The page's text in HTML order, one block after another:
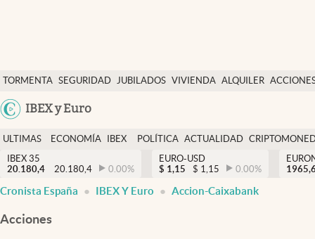
TORMENTA SEGURIDAD JUBILADOS VIVIENDA ALQUILER
USA
IBEX y Euro
Economía y finanzas
Política
Actualidad
Criptomonedas
España
ULTIMAS
NOTICIAS
ECONOMÍA
FINANZAS
IBEX
EURO
POLÍTICA ACTUALIDAD
IBEX 35
20.180,4
20.180,4 0.00%
EURO-USD
$ 1,15 $ 1,15 0.00%
Cronista España IBEX Y Euro Accion-Caixabank
Acciones